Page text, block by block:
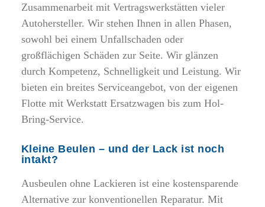
Zusammenarbeit mit Vertragswerkstätten vieler
Autohersteller. Wir stehen Ihnen in allen Phasen,
sowohl bei einem Unfallschaden oder
großflächigen Schäden zur Seite. Wir glänzen
durch Kompetenz, Schnelligkeit und Leistung. Wir
bieten ein breites Serviceangebot, von der eigenen
Flotte mit Werkstatt Ersatzwagen bis zum Hol-
Bring-Service.
Kleine Beulen – und der Lack ist noch
intakt?
Ausbeulen ohne Lackieren ist eine kostensparende
Alternative zur konventionellen Reparatur. Mit